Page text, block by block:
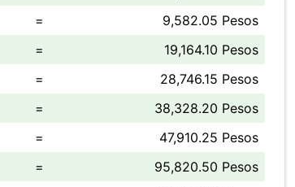
=
9,582.05 Pesos
=
19,164.10 Pesos
=
28,746.15 Pesos
=
38,328.20 Pesos
=
47,910.25 Pesos
=
95,820.50 Pesos